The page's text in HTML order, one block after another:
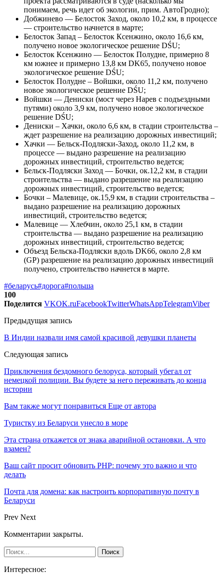
понимаем, речь идет об экологии, прим. АвтоГродно);
Добжинево — Белосток Заход, около 10,2 км, в процессе
— строительство начнется в марте;
Белосток Запад – Белосток Ксенжино, около 16,6 км,
получено новое экологическое решение DŚU;
Белосток Ксенжино — Белосток Полудне, примерно 8
км южнее и примерно 13,8 км DK65, получено новое
экологическое решение DŚU;
Белосток Полудне – Войшки, около 11,2 км, получено
новое экологическое решение DŚU;
Войшки — Дениски (мост через Нарев с подъездными
путями) около 3,9 км, получено новое экологическое
решение DŚU;
Дениски – Хачки, около 6,6 км, в стадии строительства –
ждет разрешение на реализацию дорожных инвестиций;
Хачки — Бельск-Подляски-Заход, около 11,2 км, в
процессе — выдано разрешение на реализацию
дорожных инвестиций, строительство ведется;
Бельск-Подляски Заход — Бочки, ок.12,2 км, в стадии
строительства — выдано разрешение на реализацию
дорожных инвестиций, строительство ведется;
Бочки – Малевице, ок.15,9 км, в стадии строительства –
выдано разрешение на реализацию дорожных
инвестиций, строительство ведется;
Малевице — Хлебчин, около 25,1 км, в стадии
строительства — выдано разрешение на реализацию
дорожных инвестиций, строительство ведется;
Объезд Бельска-Подляски вдоль DK66, около 2,8 км
(GP) разрешение на реализацию дорожных инвестиций
получено, строительство начнется в марте.
#беларусь#дорога#польша
100
Поделится VKOK.ruFacebookTwitterWhatsAppTelegramViber
Предыдущая запись
В Индии назвали имя самой красивой девушки планеты
Следующая запись
Приключения бездомного белоруса, который убегал от
немецкой полиции. Вы будете за него переживать до конца
истории
Вам также могут понравиться Еще от автора
Туристку из Беларуси унесло в море
Эта страна откажется от знака аварийной остановки. А что
взамен?
Ваш сайт просит обновить PHP: почему это важно и что
делать
Почта для домена: как настроить корпоративную почту в
Беларуси
Prev Next
Комментарии закрыты.
Интересное: